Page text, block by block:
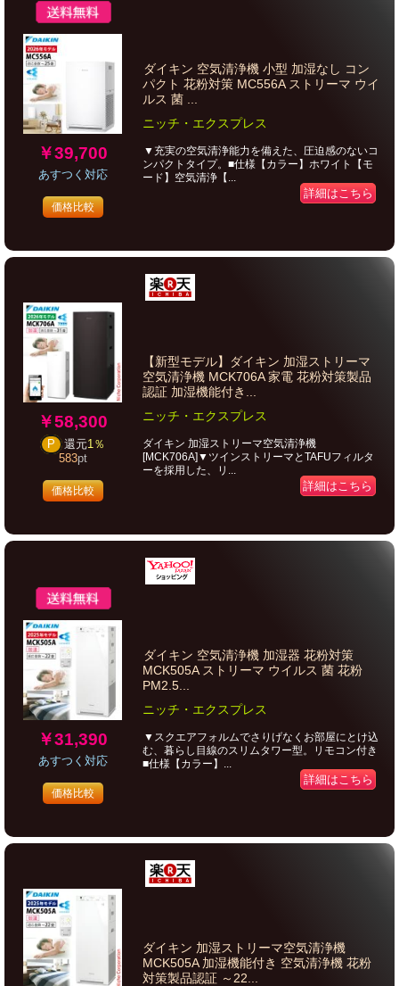
￥39,700
あすつく対応
価格比較
ダイキン 空気清浄機 小型 加湿なし コン
パクト 花粉対策 MC556A ストリーマ ウイ
ルス 菌 ...
ニッチ・エクスプレス
▼充実の空気清浄能力を備えた、圧迫感のないコ
ンパクトタイプ。■仕様【カラー】ホワイト【モ
ード】空気清浄【...
詳細はこちら
￥58,300
P 還元1％
583pt
価格比較
【新型モデル】ダイキン 加湿ストリーマ
空気清浄機 MCK706A 家電 花粉対策製品
認証 加湿機能付き...
ニッチ・エクスプレス
ダイキン 加湿ストリーマ空気清浄機
[MCK706A]▼ツインストリーマとTAFUフィルタ
ーを採用した、リ...
詳細はこちら
￥31,390
あすつく対応
価格比較
ダイキン 空気清浄機 加湿器 花粉対策
MCK505A ストリーマ ウイルス 菌 花粉
PM2.5...
ニッチ・エクスプレス
▼スクエアフォルムでさりげなくお部屋にとけ込
む、暮らし目線のスリムタワー型。リモコン付き
■仕様【カラー】...
詳細はこちら
ダイキン 加湿ストリーマ空気清浄機
MCK505A 加湿機能付き 空気清浄機 花粉
対策製品認証 ～22...